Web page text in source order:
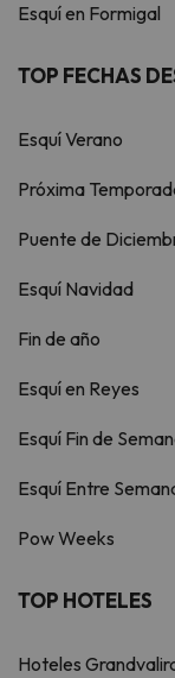
Esquí en Formigal
TOP FECHAS
Esquí Verano
Próxima
Puente de
Esquí Navidad
Fin de año
Esquí en Reyes
Esquí Fin de
Esquí Entre
Pow Weeks
TOP HOTELES
Hoteles